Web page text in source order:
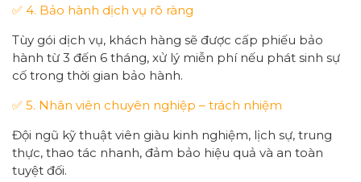
✅ 4. Bảo hành dịch vụ rõ ràng
Tùy gói dịch vụ, khách hàng sẽ được cấp phiếu bảo
hành từ 3 đến 6 tháng, xử lý miễn phí nếu phát sinh sự
cố trong thời gian bảo hành.
✅ 5. Nhân viên chuyên nghiệp – trách nhiệm
Đội ngũ kỹ thuật viên giàu kinh nghiệm, lịch sự, trung
thực, thao tác nhanh, đảm bảo hiệu quả và an toàn
tuyệt đối.